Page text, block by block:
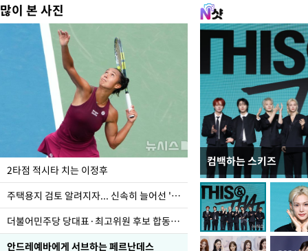
많이 본 사진
2타점 적시타 치는 이정후
주택용지 검토 알려지자... 신속히 늘어선 '근조화환'
더불어민주당 당대표·최고위원 후보 합동연설회
안드레예바에게 서브하는 페르난데스
컴백하는 스키즈
이번주 국회에는 무